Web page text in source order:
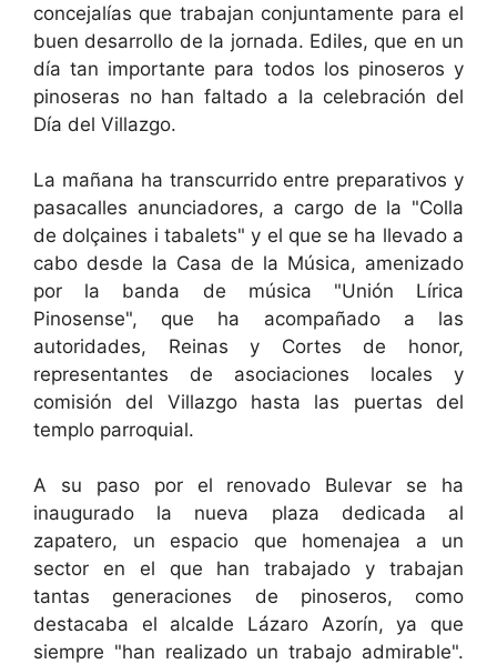
concejalías que trabajan conjuntamente para el
buen desarrollo de la jornada. Ediles, que en un
día tan importante para todos los pinoseros y
pinoseras no han faltado a la celebración del
Día del Villazgo.
La mañana ha transcurrido entre preparativos y
pasacalles anunciadores, a cargo de la "Colla
de dolçaines i tabalets" y el que se ha llevado a
cabo desde la Casa de la Música, amenizado
por la banda de música "Unión Lírica
Pinosense", que ha acompañado a las
autoridades, Reinas y Cortes de honor,
representantes de asociaciones locales y
comisión del Villazgo hasta las puertas del
templo parroquial.
A su paso por el renovado Bulevar se ha
inaugurado la nueva plaza dedicada al
zapatero, un espacio que homenajea a un
sector en el que han trabajado y trabajan
tantas generaciones de pinoseros, como
destacaba el alcalde Lázaro Azorín, ya que
siempre "han realizado un trabajo admirable".